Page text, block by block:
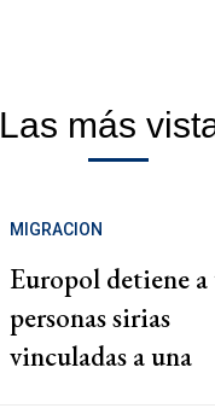
Las más
MIGRACION
Europol detiene a
personas sirias
vinculadas a una